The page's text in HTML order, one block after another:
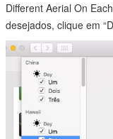
Different Aerial On
desejados, clique em